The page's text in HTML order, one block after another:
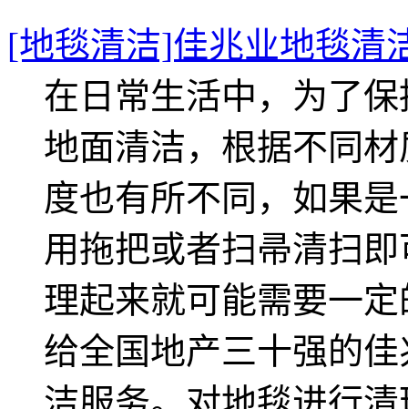
[地毯清洁]佳兆业地毯清
在日常生活中，为了
地面清洁，根据不同
度也有所不同，如果
用拖把或者扫帚清扫
理起来就可能需要一
给全国地产三十强的